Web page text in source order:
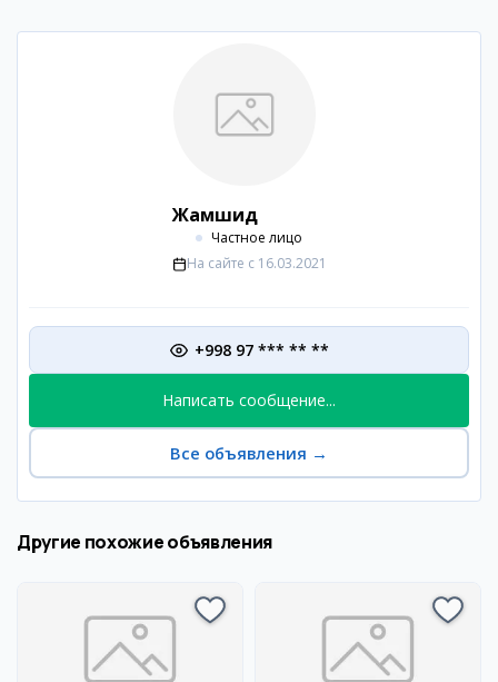
Жамшид
Частное лицо
На сайте с 16.03.2021
+998 97 *** ** **
Написать сообщение...
Все объявления →
Другие похожие объявления